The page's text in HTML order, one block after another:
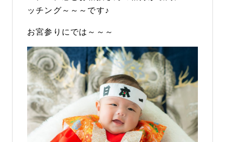
ッチング～～～です♪
お宮参りにでは～～～